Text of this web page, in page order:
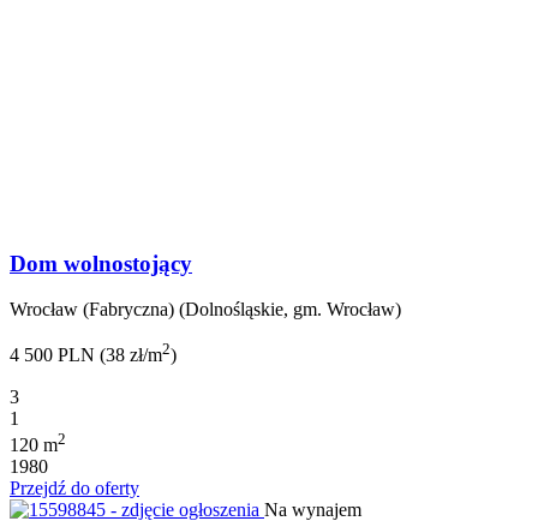
Dom wolnostojący
Wrocław (Fabryczna) (Dolnośląskie, gm. Wrocław)
4 500 PLN (38 zł/m2)
3
1
120 m2
1980
Przejdź do oferty
Na wynajem